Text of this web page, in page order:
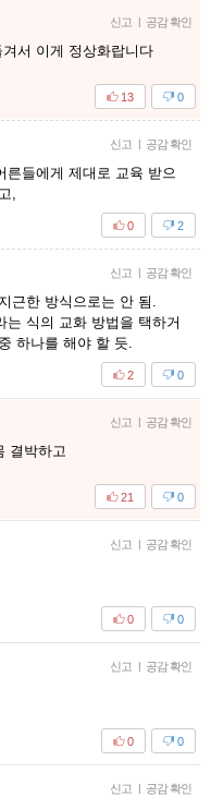
신고 | 공감 확인
서 이게 정상화랍니다
0
13
신고 | 공감 확인
른들에게 제대로 교육 받으
,
2
0
신고 | 공감 확인
근한 방식으로는 안 됨.
는 식의 교화 방법을 택하거
하나를 해야 할 듯.
0
2
신고 | 공감 확인
결박하고
0
21
신고 | 공감 확인
0
0
신고 | 공감 확인
0
0
신고 | 공감 확인